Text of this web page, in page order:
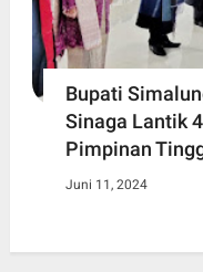
Bupati
Sinaga Lantik
Pimpinan
Juni 11, 2024